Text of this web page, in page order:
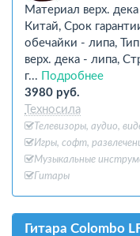
Материал верх.
Китай, Срок
обечайки - липа,
верх. дека - липа,
г...
Подробнее
3980 руб.
Техносила
Телевизоры, аудио,
Игры, софт,
Музыкальные
Гитары
Гитара Colombo